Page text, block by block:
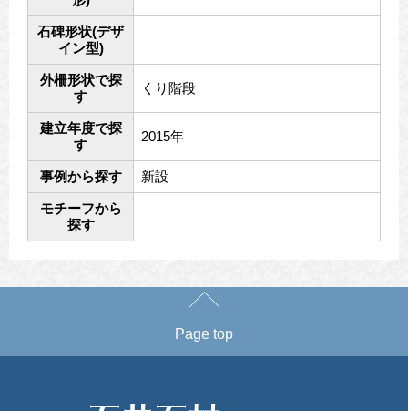
石碑形状(デザ
イン型)
外柵形状で探
す
くり階段
建立年度で探
す
2015年
事例から探す 新設
モチーフから
探す
Page top